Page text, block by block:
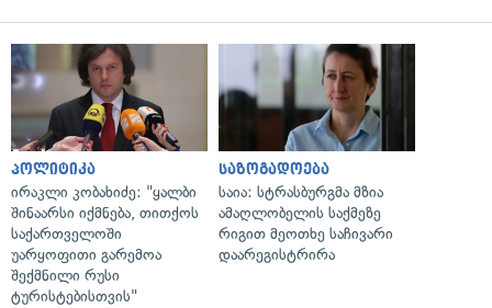
პოლიტიკა
ირაკლი კობახიძე: "ყალბი
შინაარსი იქმნება, თითქოს
საქართველოში
უარყოფითი გარემოა
შექმნილი რუსი
ტურისტებისთვის"
საზოგადოება
საია: სტრასბურგმა მზია
ამაღლობელის საქმეზე
რიგით მეოთხე საჩივარი
დაარეგისტრირა